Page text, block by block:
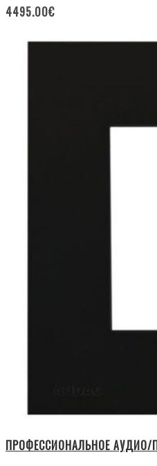
4495.00€
ПРОФЕССИОНАЛЬНОЕ АУДИО/